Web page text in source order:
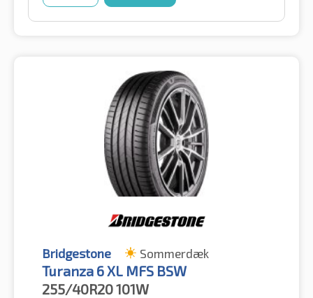
Bridgestone Sommerdæk
Turanza 6 XL MFS BSW
255/40R20101W